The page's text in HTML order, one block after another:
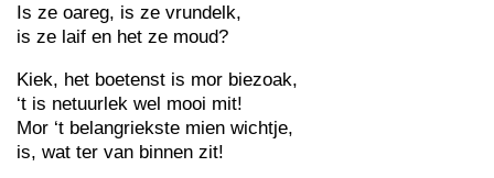
Is ze oareg, is ze vrundelk,
is ze laif en het ze moud?
Kiek, het boetenst is mor biezoak,
‘t is netuurlek wel mooi mit!
Mor ‘t belangriekste mien wichtje,
is, wat ter van binnen zit!